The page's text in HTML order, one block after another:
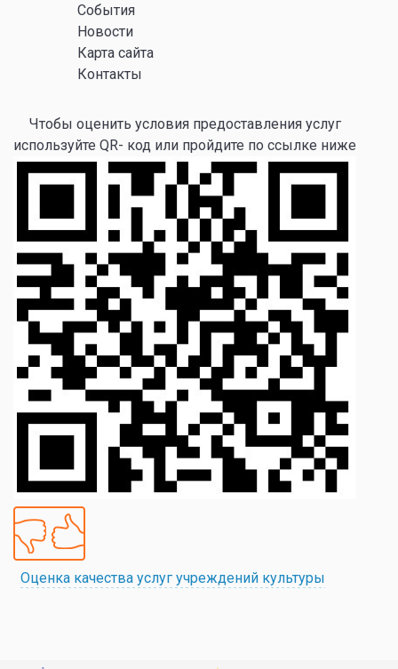
События
Новости
Карта сайта
Контакты
Чтобы оценить условия предоставления услуг
используйте QR- код или пройдите по ссылке ниже
Оценка качества услуг учреждений культуры